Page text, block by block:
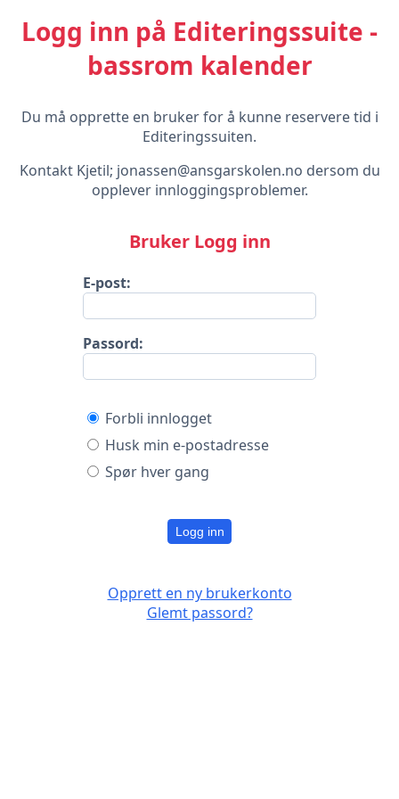
Logg inn på Editeringssuite -
bassrom kalender
Du må opprette en bruker for å kunne reservere tid i
Editeringssuiten.
Kontakt Kjetil; jonassen@ansgarskolen.no dersom du
opplever innloggingsproblemer.
Bruker Logg inn
E-post:
Passord:
Forbli innlogget
Husk min e-postadresse
Spør hver gang
Logg inn
Opprett en ny brukerkonto
Glemt passord?